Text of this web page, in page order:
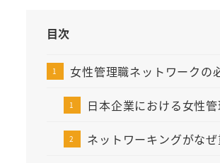
目次
女性管理職ネットワークの
日本企業における女性
ネットワーキングがな